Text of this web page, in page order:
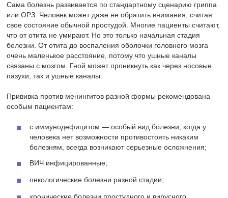
Сама болезнь развивается по стандартному сценарию гриппа
или ОРЗ. Человек может даже не обратить внимания, считая
свое состояние обычной простудой. Многие пациенты считают,
что от отита не умирают. Но это только начальная стадия
болезни. От отита до воспаления оболочки головного мозга
очень маленькое расстояние, потому что ушные каналы
связаны с мозгом. Гной может проникнуть как через носовые
пазухи, так и ушные каналы.
Прививка против менингитов разной формы рекомендована
особым пациентам:
с иммунодефицитом — особый вид болезни, когда у
человека нет возможности противостоять никаким
болезням, всегда возникают серьезные осложнения;
ВИЧ инфицированные;
онкологические болезни разной стадии;